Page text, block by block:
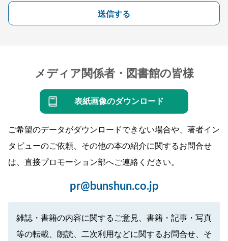
送信する
メディア関係者・図書館の皆様
表紙画像のダウンロード
ご希望のデータがダウンロードできない場合や、著者イン
タビューのご依頼、その他の本の紹介に関するお問合せ
は、直接プロモーション部へご連絡ください。
pr@bunshun.co.jp
雑誌・書籍の内容に関するご意見、書籍・記事・写真
等の転載、朗読、二次利用などに関するお問合せ、そ